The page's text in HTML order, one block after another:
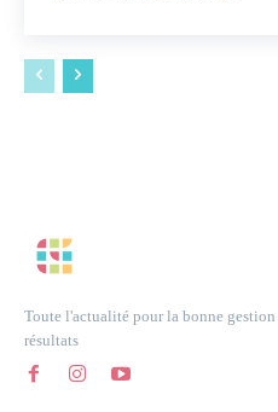
Toute l'actualité pour la bonne
résultats